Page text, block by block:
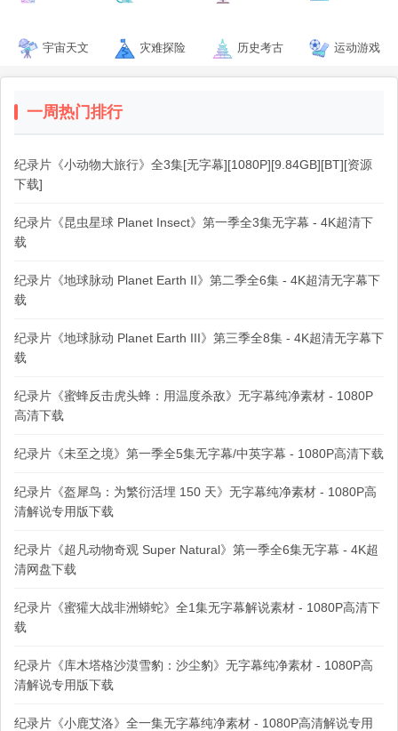
宇宙天文 灾难探险 历史考古 运动游戏
一周热门排行
纪录片《小动物大旅行》全3集[无字幕][1080P][9.84GB][BT][资源
下载]
纪录片《昆虫星球 Planet Insect》第一季全3集无字幕 - 4K超清下
载
纪录片《地球脉动 Planet Earth II》第二季全6集 - 4K超清无字幕下
载
纪录片《地球脉动 Planet Earth III》第三季全8集 - 4K超清无字幕下
载
纪录片《蜜蜂反击虎头蜂：用温度杀敌》无字幕纯净素材 - 1080P
高清下载
纪录片《未至之境》第一季全5集无字幕/中英字幕 - 1080P高清下载
纪录片《盔犀鸟：为繁衍活埋 150 天》无字幕纯净素材 - 1080P高
清解说专用版下载
纪录片《超凡动物奇观 Super Natural》第一季全6集无字幕 - 4K超
清网盘下载
纪录片《蜜獾大战非洲蟒蛇》全1集无字幕解说素材 - 1080P高清下
载
纪录片《库木塔格沙漠雪豹：沙尘豹》无字幕纯净素材 - 1080P高
清解说专用版下载
纪录片《小鹿艾洛》全一集无字幕纯净素材 - 1080P高清解说专用